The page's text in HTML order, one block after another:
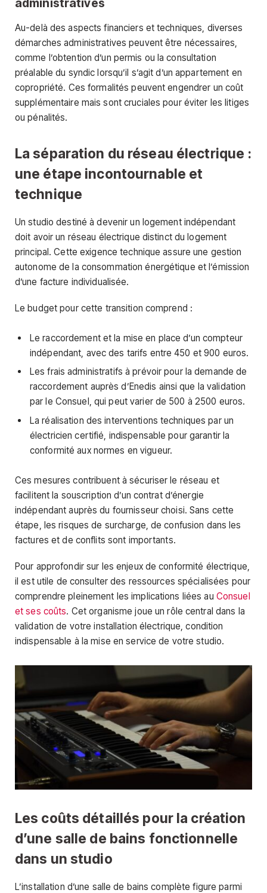
administratives
Au-delà des aspects financiers et techniques, diverses
démarches administratives peuvent être nécessaires,
comme l’obtention d’un permis ou la consultation
préalable du syndic lorsqu’il s’agit d’un appartement en
copropriété. Ces formalités peuvent engendrer un coût
supplémentaire mais sont cruciales pour éviter les litiges
ou pénalités.
La séparation du réseau électrique :
une étape incontournable et
technique
Un studio destiné à devenir un logement indépendant
doit avoir un réseau électrique distinct du logement
principal. Cette exigence technique assure une gestion
autonome de la consommation énergétique et l’émission
d’une facture individualisée.
Le budget pour cette transition comprend :
Le raccordement et la mise en place d’un compteur
indépendant, avec des tarifs entre 450 et 900 euros.
Les frais administratifs à prévoir pour la demande de
raccordement auprès d’Enedis ainsi que la validation
par le Consuel, qui peut varier de 500 à 2500 euros.
La réalisation des interventions techniques par un
électricien certifié, indispensable pour garantir la
conformité aux normes en vigueur.
Ces mesures contribuent à sécuriser le réseau et
facilitent la souscription d’un contrat d’énergie
indépendant auprès du fournisseur choisi. Sans cette
étape, les risques de surcharge, de confusion dans les
factures et de conflits sont importants.
Pour approfondir sur les enjeux de conformité électrique,
il est utile de consulter des ressources spécialisées pour
comprendre pleinement les implications liées au Consuel
et ses coûts. Cet organisme joue un rôle central dans la
validation de votre installation électrique, condition
indispensable à la mise en service de votre studio.
Les coûts détaillés pour la création
d’une salle de bains fonctionnelle
dans un studio
L’installation d’une salle de bains complète figure parmi